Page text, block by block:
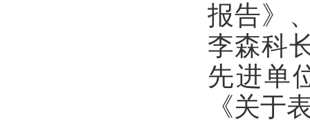
报告》
李森科
先进单
《关于